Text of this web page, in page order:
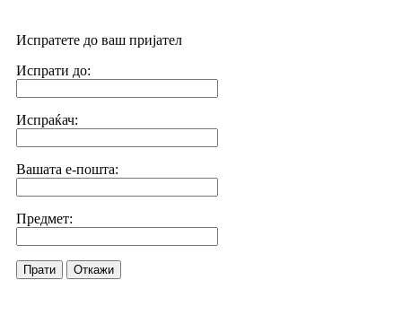
Испратете до ваш пријател
Испрати до:
Испраќач:
Вашата е-пошта:
Предмет:
Прати Откажи